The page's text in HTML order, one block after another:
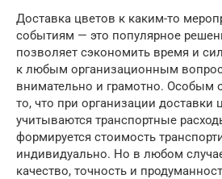
Доставка цветов к каким-то
событиям — это популярное
позволяет сэкономить время и
к любым организационным
внимательно и грамотно. Особым
то, что при организации доставки
учитываются транспортные
формируется стоимость
индивидуально. Но в любом
качество, точность и